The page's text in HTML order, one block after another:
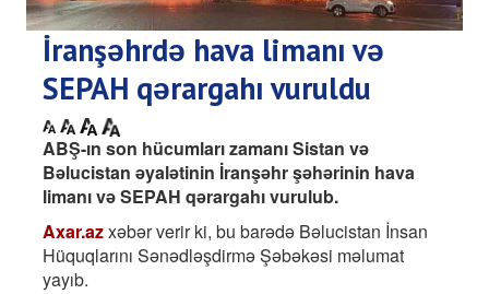
İranşəhrdə hava limanı və
SEPAH qərargahı vuruldu
ABŞ-ın son hücumları zamanı Sistan və
Bəlucistan əyalətinin İranşəhr şəhərinin hava
limanı və SEPAH qərargahı vurulub.
Axar.azxəbər verir ki, bu barədə Bəlucistan İnsan
Hüquqlarını Sənədləşdirmə Şəbəkəsi məlumat
yayıb.